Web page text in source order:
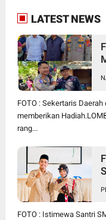
LATEST NEWS
FOTO : Sekertaris
memberikan
rang...
FOTO : Istimewa Santri